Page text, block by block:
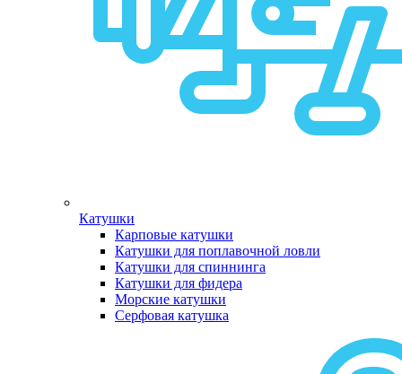
Катушки
Карповые катушки
Катушки для поплавочной ловли
Катушки для спиннинга
Катушки для фидера
Морские катушки
Серфовая катушка